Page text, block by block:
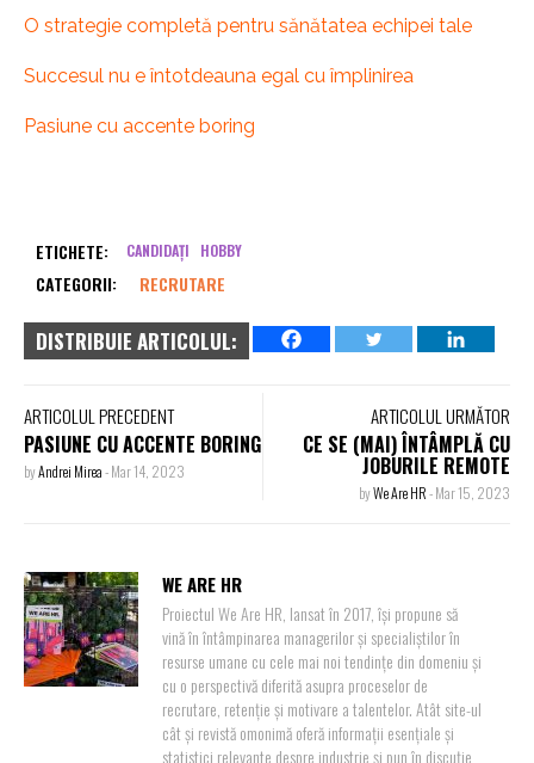
O strategie completă pentru sănătatea echipei tale
Succesul nu e întotdeauna egal cu împlinirea
Pasiune cu accente boring
ETICHETE: CANDIDAȚI HOBBY
CATEGORII: RECRUTARE
DISTRIBUIE ARTICOLUL:
ARTICOLUL PRECEDENT
PASIUNE CU ACCENTE BORING
byAndrei Mirea-Mar 14, 2023
ARTICOLUL URMĂTOR
CE SE (MAI) ÎNTÂMPLĂ CU
JOBURILE REMOTE
byWe Are HR-Mar 15, 2023
WE ARE HR
Proiectul We Are HR, lansat în 2017, își propune să
vină în întâmpinarea managerilor și specialiștilor în
resurse umane cu cele mai noi tendințe din domeniu și
cu o perspectivă diferită asupra proceselor de
recrutare, retenție și motivare a talentelor. Atât site-ul
cât și revistă omonimă oferă informații esențiale și
statistici relevante despre industrie și pun în discuție